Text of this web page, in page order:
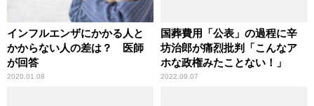
インフルエンザにかかる人と
かからない人の差は？ 医師
が回答
2020.01.08
国葬費用「公表」の過程に辛
坊治郎が痛烈批判「こんなア
ホな政権みたことない！」
2022.09.07